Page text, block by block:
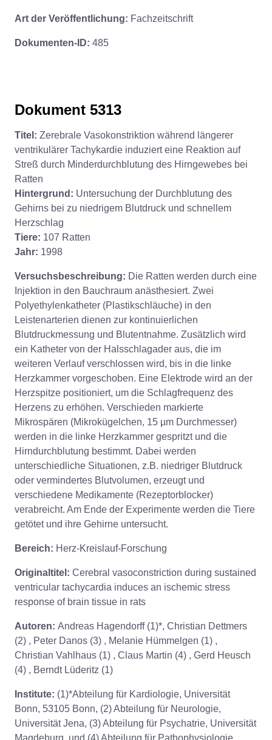
Art der Veröffentlichung: Fachzeitschrift
Dokumenten-ID: 485
Dokument 5313
Titel: Zerebrale Vasokonstriktion während längerer
ventrikulärer Tachykardie induziert eine Reaktion auf
Streß durch Minderdurchblutung des Hirngewebes bei
Ratten
Hintergrund: Untersuchung der Durchblutung des
Gehirns bei zu niedrigem Blutdruck und schnellem
Herzschlag
Tiere: 107 Ratten
Jahr: 1998
Versuchsbeschreibung: Die Ratten werden durch eine
Injektion in den Bauchraum anästhesiert. Zwei
Polyethylenkatheter (Plastikschläuche) in den
Leistenarterien dienen zur kontinuierlichen
Blutdruckmessung und Blutentnahme. Zusätzlich wird
ein Katheter von der Halsschlagader aus, die im
weiteren Verlauf verschlossen wird, bis in die linke
Herzkammer vorgeschoben. Eine Elektrode wird an der
Herzspitze positioniert, um die Schlagfrequenz des
Herzens zu erhöhen. Verschieden markierte
Mikrospären (Mikrokügelchen, 15 µm Durchmesser)
werden in die linke Herzkammer gespritzt und die
Hirndurchblutung bestimmt. Dabei werden
unterschiedliche Situationen, z.B. niedriger Blutdruck
oder vermindertes Blutvolumen, erzeugt und
verschiedene Medikamente (Rezeptorblocker)
verabreicht. Am Ende der Experimente werden die Tiere
getötet und ihre Gehirne untersucht.
Bereich: Herz-Kreislauf-Forschung
Originaltitel: Cerebral vasoconstriction during sustained
ventricular tachycardia induces an ischemic stress
response of brain tissue in rats
Autoren: Andreas Hagendorff (1)*, Christian Dettmers
(2) , Peter Danos (3) , Melanie Hümmelgen (1) ,
Christian Vahlhaus (1) , Claus Martin (4) , Gerd Heusch
(4) , Berndt Lüderitz (1)
Institute: (1)*Abteilung für Kardiologie, Universität
Bonn, 53105 Bonn, (2) Abteilung für Neurologie,
Universität Jena, (3) Abteilung für Psychatrie, Universität
Magdeburg, und (4) Abteilung für Pathophysiologie,